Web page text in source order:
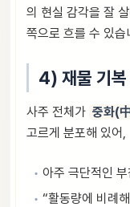
의 현실 감각을 잘
쪽으로 흐를 수 있습
4) 재물 기복
사주 전체가 중화(
고르게 분포해 있어,
아주 극단적인
“활동량에 비례